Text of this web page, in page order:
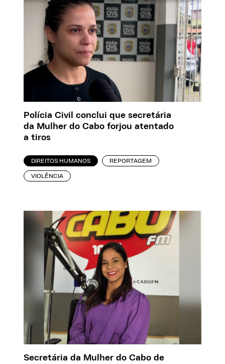
Polícia Civil conclui que secretária
da Mulher do Cabo forjou atentado
a tiros
DIREITOS HUMANOS REPORTAGEM
VIOLÊNCIA
Secretária da Mulher do Cabo de